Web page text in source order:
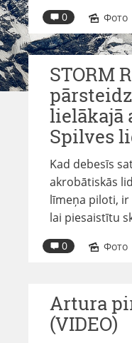
0 Фото
STORM
lielākajā
Spilves
Kad debesīs
akrobātiskās
līmeņa piloti, ir
lai piesaistītu
0 Фото
Artura
(VIDEO)